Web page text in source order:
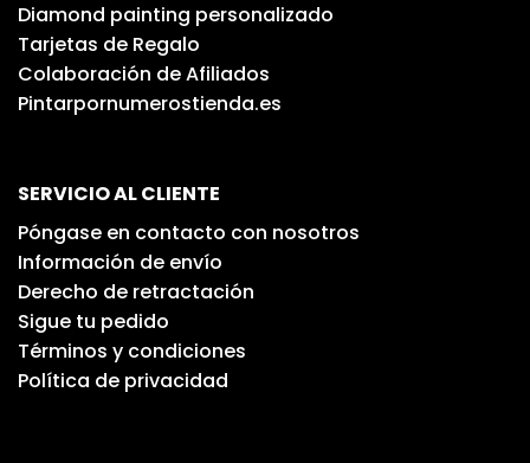
Diamond painting personalizado
Tarjetas de Regalo
Colaboración de Afiliados
Pintarpornumerostienda.es
SERVICIO AL CLIENTE
Póngase en contacto con nosotros
Información de envío
Derecho de retractación
Sigue tu pedido
Términos y condiciones
Política de privacidad